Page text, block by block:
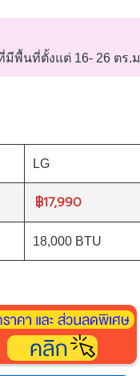
มีพื้นที่ตั้งแต่ 16- 26 ตร.ม
LG
฿17,990
18,000 BTU